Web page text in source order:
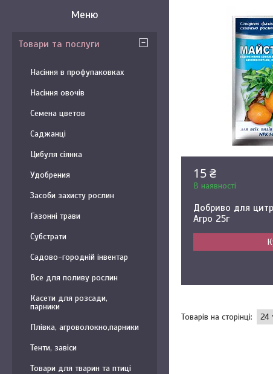
15 ₴
В наявності
Добриво для
Агро 25г
Товари та послуги
Насіння в профупаковках
Насіння овочів
Семена цветов
Саджанці
Цибуля сіянка
Удобрения
Засоби захисту рослин
Газонні трави
Субстрати
Садово-городній інвентар
Все для поливу рослин
Касети для розсади,
парники
Плівка, агроволокно,парники
Тенти, завіси
Товари для тварин та птиці